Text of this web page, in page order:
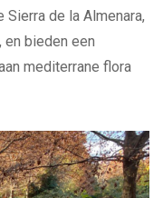
de la Almenara,
bieden een
mediterrane flora